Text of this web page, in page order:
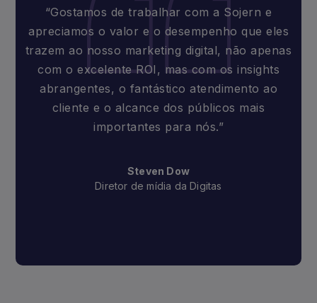
“Gostamos de trabalhar com a Sojern e
apreciamos o valor e o desempenho que eles
trazem ao nosso marketing digital, não apenas
com o excelente ROI, mas com os insights
abrangentes, o fantástico atendimento ao
cliente e o alcance dos públicos mais
importantes para nós.”
Steven Dow
Diretor de mídia da Digitas